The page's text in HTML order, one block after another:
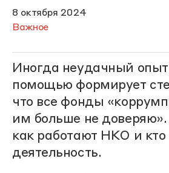
8 октября 2024
Важное
Иногда неудачный
помощью формирует
что все фонды
им больше не
как работают НКО и кто
деятельность.